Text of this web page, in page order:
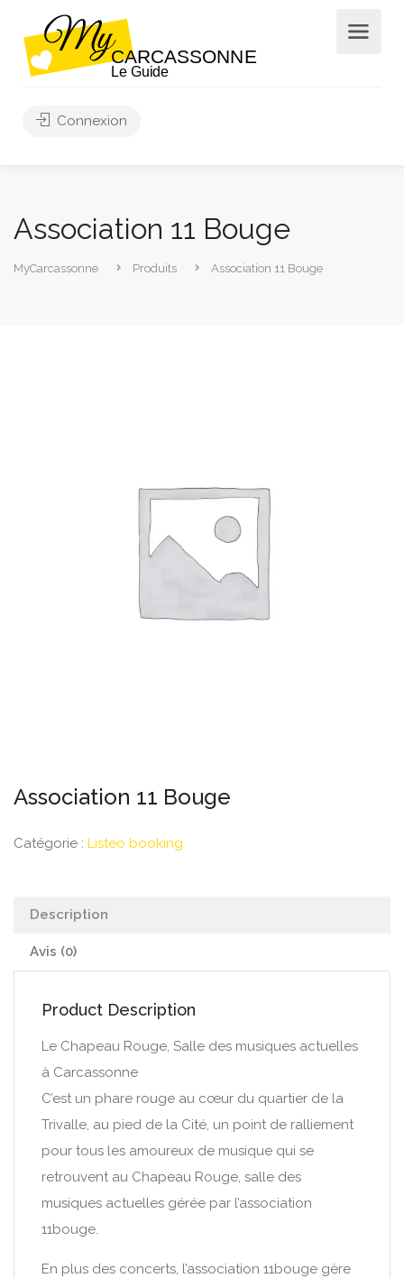
Connexion
Association 11 Bouge
MyCarcassonne Produits Association 11 Bouge
Association 11 Bouge
Catégorie : Listeo booking
Description
Avis (0)
Product Description
Le Chapeau Rouge, Salle des musiques actuelles
à Carcassonne
C’est un phare rouge au cœur du quartier de la
Trivalle, au pied de la Cité, un point de ralliement
pour tous les amoureux de musique qui se
retrouvent au Chapeau Rouge, salle des
musiques actuelles gérée par l’association
11bouge.
En plus des concerts, l’association 11bouge gère